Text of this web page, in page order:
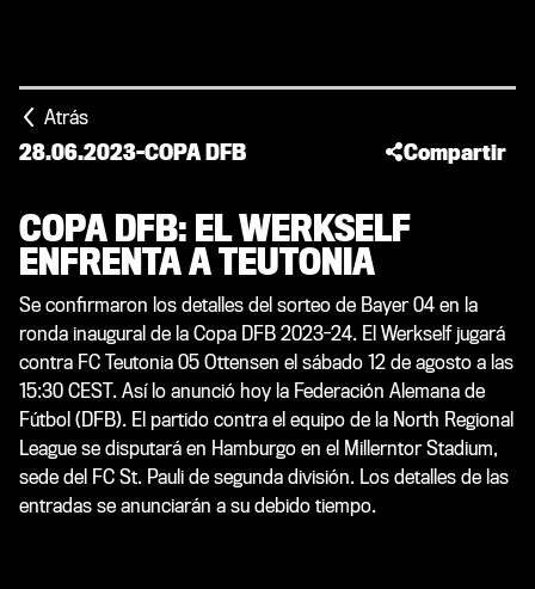
Atrás
28.06.2023-COPA DFB Compartir
COPA DFB: EL WERKSELF
ENFRENTA A TEUTONIA
Se confirmaron los detalles del sorteo de Bayer 04 en la
ronda inaugural de la Copa DFB 2023-24. El Werkself jugará
contra FC Teutonia 05 Ottensen el sábado 12 de agosto a las
15:30 CEST. Así lo anunció hoy la Federación Alemana de
Fútbol (DFB). El partido contra el equipo de la North Regional
League se disputará en Hamburgo en el Millerntor Stadium,
sede del FC St. Pauli de segunda división. Los detalles de las
entradas se anunciarán a su debido tiempo.